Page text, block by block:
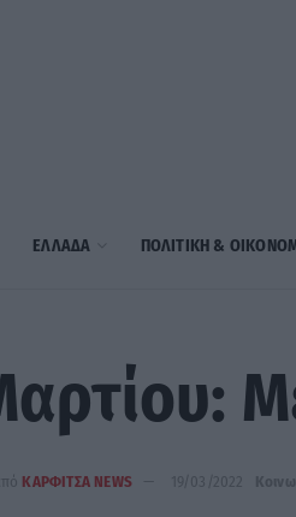
ΕΛΛΑΔΑ ΠΟΛΙΤΙΚΗ &
ΚΑΡΦΙΤΣΑ NEWS 19/03/2022